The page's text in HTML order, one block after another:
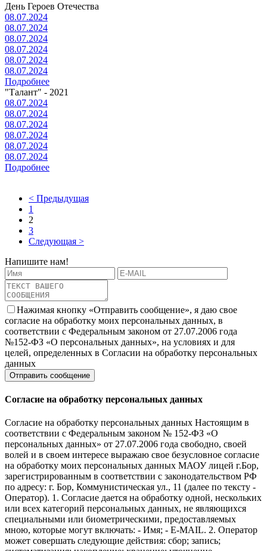
День Героев Отечества
08.07.2024
08.07.2024
08.07.2024
08.07.2024
08.07.2024
08.07.2024
Подробнее
"Талант" - 2021
08.07.2024
08.07.2024
08.07.2024
08.07.2024
08.07.2024
08.07.2024
Подробнее
< Предыдущая
1
2
3
Следующая >
Напишите нам!
Нажимая кнопку «Отправить сообщение», я даю свое
согласие на обработку моих персональных данных, в
соответствии с Федеральным законом от 27.07.2006 года
№152-ФЗ «О персональных данных», на условиях и для
целей, определенных в Согласии на обработку персональных
данных
Согласие на обработку персональных данных
Согласие на обработку персональных данных Настоящим в
соответствии с Федеральным законом № 152-ФЗ «О
персональных данных» от 27.07.2006 года свободно, своей
волей и в своем интересе выражаю свое безусловное согласие
на обработку моих персональных данных МАОУ лицей г.Бор,
зарегистрированным в соответствии с законодательством РФ
по адресу: г. Бор, Коммунистическая ул., 11 (далее по тексту -
Оператор). 1. Согласие дается на обработку одной, нескольких
или всех категорий персональных данных, не являющихся
специальными или биометрическими, предоставляемых
мною, которые могут включать: - Имя; - E-MAIL. 2. Оператор
может совершать следующие действия: сбор; запись;